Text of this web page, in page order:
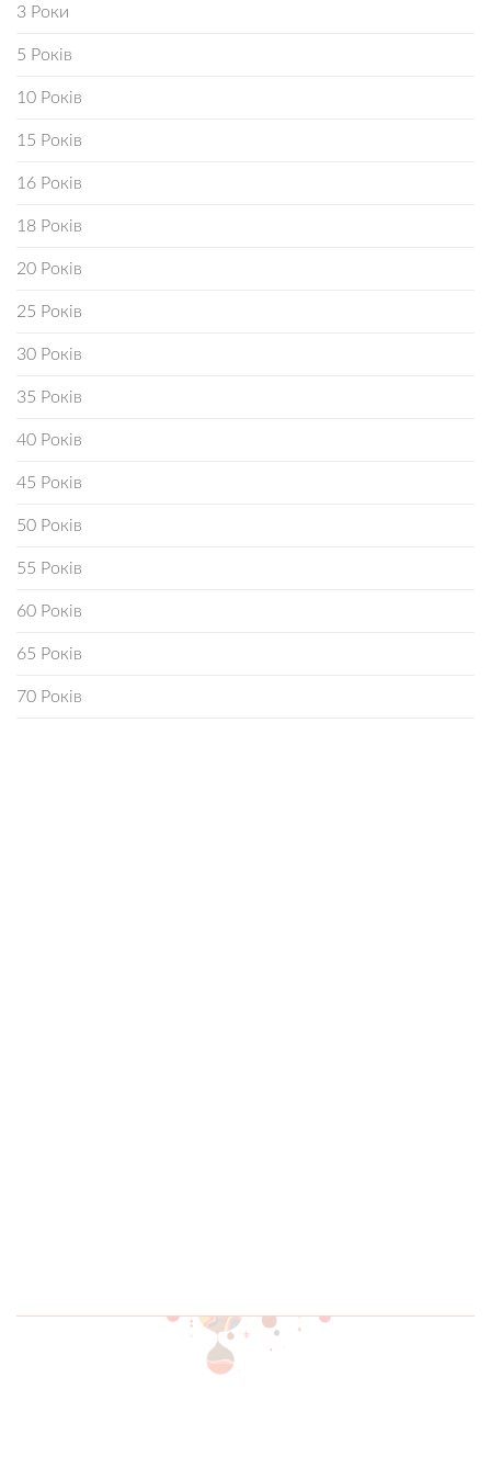
3 Роки
5 Років
10 Років
15 Років
16 Років
18 Років
20 Років
25 Років
30 Років
35 Років
40 Років
45 Років
50 Років
55 Років
60 Років
65 Років
70 Років